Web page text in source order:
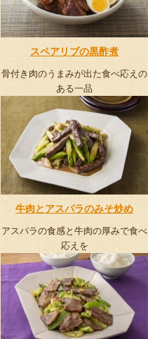
スペアリブの黒酢煮
骨付き肉のうまみが出た食べ応えの
ある一品
牛肉とアスパラのみそ炒め
アスパラの食感と牛肉の厚みで食べ
応えを